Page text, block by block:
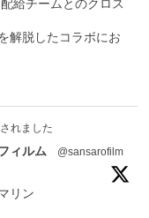
給チームとのクロス
解脱したコラボにお
れました
ィルム
@sansarofilm
リン